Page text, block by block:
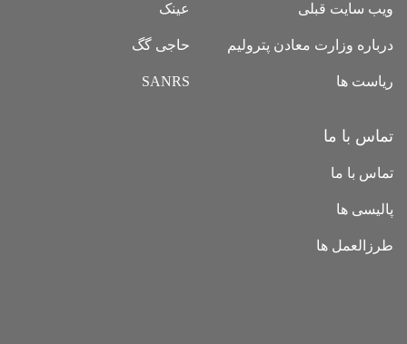
ویب سایت قبلی
درباره وزارت معادن پترولیم
ریاست ها
عینک
حاجی گگ
SANRS
تماس با ما
تماس با ما
پالیسی ها
طرزالعمل ها